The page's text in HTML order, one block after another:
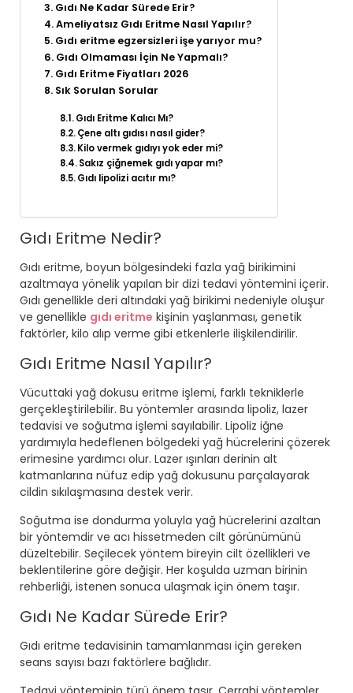
Gıdı Ne Kadar Sürede Erir?
Ameliyatsız Gıdı Eritme Nasıl Yapılır?
Gıdı eritme egzersizleri işe yarıyor mu?
Gıdı Olmaması İçin Ne Yapmalı?
Gıdı Eritme Fiyatları 2026
Sık Sorulan Sorular
Gıdı Eritme Kalıcı Mı?
Çene altı gıdısı nasıl gider?
Kilo vermek gıdıyı yok eder mi?
Sakız çiğnemek gıdı yapar mı?
Gıdı lipolizi acıtır mı?
Gıdı Eritme Nedir?
Gıdı eritme, boyun bölgesindeki fazla yağ birikimini
azaltmaya yönelik yapılan bir dizi tedavi yöntemini içerir.
Gıdı genellikle deri altındaki yağ birikimi nedeniyle oluşur
ve genellikle gıdı eritme kişinin yaşlanması, genetik
faktörler, kilo alıp verme gibi etkenlerle ilişkilendirilir.
Gıdı Eritme Nasıl Yapılır?
Vücuttaki yağ dokusu eritme işlemi, farklı tekniklerle
gerçekleştirilebilir. Bu yöntemler arasında lipoliz, lazer
tedavisi ve soğutma işlemi sayılabilir. Lipoliz iğne
yardımıyla hedeflenen bölgedeki yağ hücrelerini çözerek
erimesine yardımcı olur. Lazer ışınları derinin alt
katmanlarına nüfuz edip yağ dokusunu parçalayarak
cildin sıkılaşmasına destek verir.
Soğutma ise dondurma yoluyla yağ hücrelerini azaltan
bir yöntemdir ve acı hissetmeden cilt görünümünü
düzeltebilir. Seçilecek yöntem bireyin cilt özellikleri ve
beklentilerine göre değişir. Her koşulda uzman birinin
rehberliği, istenen sonuca ulaşmak için önem taşır.
Gıdı Ne Kadar Sürede Erir?
Gıdı eritme tedavisinin tamamlanması için gereken
seans sayısı bazı faktörlere bağlıdır.